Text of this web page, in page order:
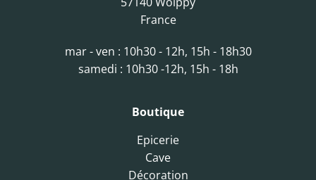
France
mar - ven : 10h30 - 12h, 15h - 18h30
samedi : 10h30 -12h, 15h - 18h
Boutique
Epicerie
Cave
Décoration